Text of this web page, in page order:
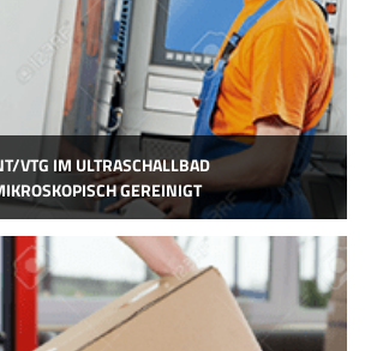
VTG IM ULTRASCHALLBAD
GEREINIGT